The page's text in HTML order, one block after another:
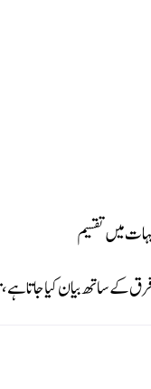
میں تقسیم
کے ساتھ بیان کیا جاتا ہے،